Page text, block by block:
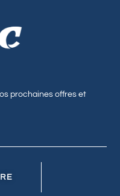
prochaines offres et